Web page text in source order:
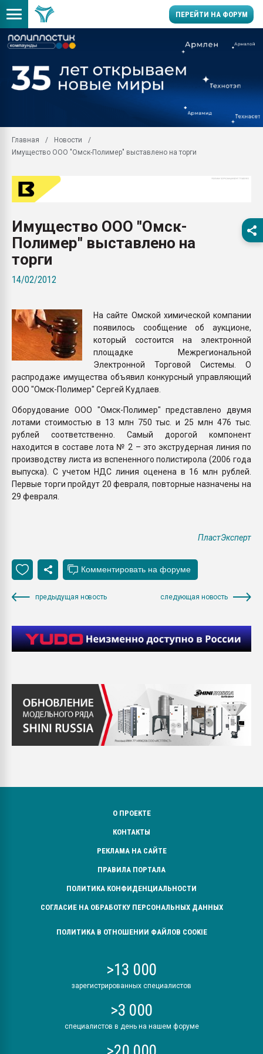
ПЕРЕЙТИ НА ФОРУМ
производство SPC
заводу пластмасс"
пластмасс
28.07.2026
ПЕРЕЙТИ НА
Главная
Новости
Имущество ООО "Омск-Полимер" выставлено на торги
Имущество ООО "Омск-
Полимер" выставлено на
торги
14/02/2012
На сайте Омской химической компании
появилось сообщение об аукционе,
который состоится на электронной
площадке Межрегиональной
Электронной Торговой Системы. О
распродаже имущества объявил конкурсный управляющий
ООО "Омск-Полимер" Сергей Кудлаев.
Оборудование ООО "Омск-Полимер" представлено двумя
лотами стоимостью в 13 млн 750 тыс. и 25 млн 476 тыс.
рублей соответственно. Самый дорогой компонент
находится в составе лота № 2 – это экструдерная линия по
производству листа из вспененного полистирола (2006 года
выпуска). С учетом НДС линия оценена в 16 млн рублей.
Первые торги пройдут 20 февраля, повторные назначены на
29 февраля.
ПластЭксперт
предыдущая новость следующая новость
О ПРОЕКТЕ
КОНТАКТЫ
РЕКЛАМА НА САЙТЕ
ПРАВИЛА ПОРТАЛА
ПОЛИТИКА КОНФИДЕНЦИАЛЬНОСТИ
СОГЛАСИЕ НА ОБРАБОТКУ ПЕРСОНАЛЬНЫХ ДАННЫХ
ПОЛИТИКА В ОТНОШЕНИИ ФАЙЛОВ COOKIE
>13 000
зарегистрированных специалистов
>3 000
специалистов в день на нашем форуме